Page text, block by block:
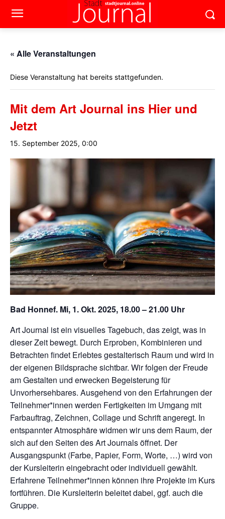
« Alle Veranstaltungen
Diese Veranstaltung hat bereits stattgefunden.
Mit dem Art Journal ins Hier und
Jetzt
15. September 2025, 0:00
Bad Honnef. Mi, 1. Okt. 2025, 18.00 – 21.00 Uhr
Art Journal ist ein visuelles Tagebuch, das zeigt, was in
dieser Zeit bewegt. Durch Erproben, Kombinieren und
Betrachten findet Erlebtes gestalterisch Raum und wird in
der eigenen Bildsprache sichtbar. Wir folgen der Freude
am Gestalten und erwecken Begeisterung für
Unvorhersehbares. Ausgehend von den Erfahrungen der
Teilnehmer*innen werden Fertigkeiten im Umgang mit
Farbauftrag, Zeichnen, Collage und Schrift angeregt. In
entspannter Atmosphäre widmen wir uns dem Raum, der
sich auf den Seiten des Art Journals öffnet. Der
Ausgangspunkt (Farbe, Papier, Form, Worte, …) wird von
der Kursleiterin eingebracht oder individuell gewählt.
Erfahrene Teilnehmer*innen können ihre Projekte im Kurs
fortführen. Die Kursleiterin beleitet dabei, ggf. auch die
Gruppe.